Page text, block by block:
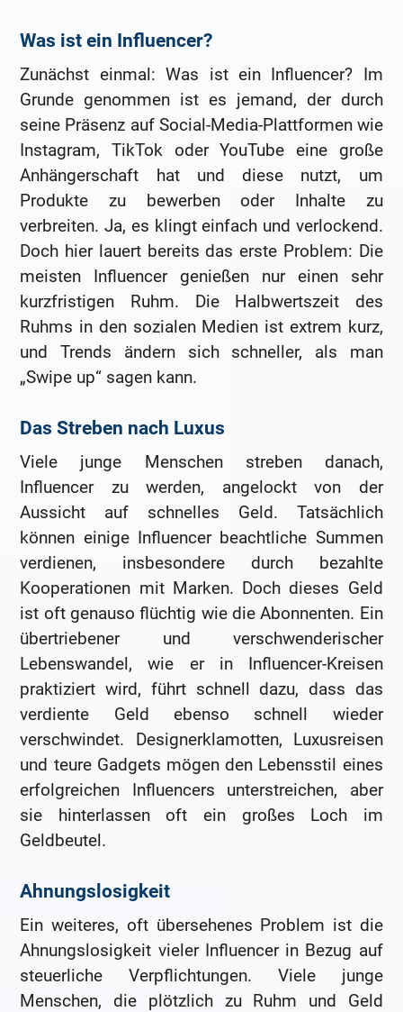
Was ist ein Influencer?
Zunächst einmal: Was ist ein Influencer? Im
Grunde genommen ist es jemand, der durch
seine Präsenz auf Social-Media-Plattformen wie
Instagram, TikTok oder YouTube eine große
Anhängerschaft hat und diese nutzt, um
Produkte zu bewerben oder Inhalte zu
verbreiten. Ja, es klingt einfach und verlockend.
Doch hier lauert bereits das erste Problem: Die
meisten Influencer genießen nur einen sehr
kurzfristigen Ruhm. Die Halbwertszeit des
Ruhms in den sozialen Medien ist extrem kurz,
und Trends ändern sich schneller, als man
„Swipe up“ sagen kann.
Das Streben nach Luxus
Viele junge Menschen streben danach,
Influencer zu werden, angelockt von der
Aussicht auf schnelles Geld. Tatsächlich
können einige Influencer beachtliche Summen
verdienen, insbesondere durch bezahlte
Kooperationen mit Marken. Doch dieses Geld
ist oft genauso flüchtig wie die Abonnenten. Ein
übertriebener und verschwenderischer
Lebenswandel, wie er in Influencer-Kreisen
praktiziert wird, führt schnell dazu, dass das
verdiente Geld ebenso schnell wieder
verschwindet. Designerklamotten, Luxusreisen
und teure Gadgets mögen den Lebensstil eines
erfolgreichen Influencers unterstreichen, aber
sie hinterlassen oft ein großes Loch im
Geldbeutel.
Ahnungslosigkeit
Ein weiteres, oft übersehenes Problem ist die
Ahnungslosigkeit vieler Influencer in Bezug auf
steuerliche Verpflichtungen. Viele junge
Menschen, die plötzlich zu Ruhm und Geld